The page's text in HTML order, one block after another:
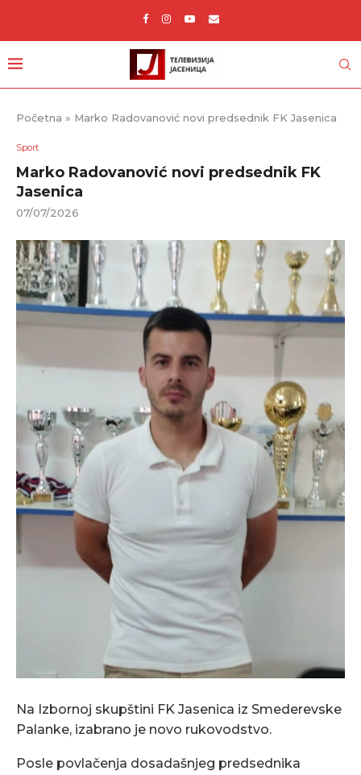
Početna » Marko Radovanović novi predsednik FK Jasenica
Sport
Marko Radovanović novi predsednik FK
Jasenica
07/07/2026
Na Izbornoj skupštini FK Jasenica iz Smederevske
Palanke, izabrano je novo rukovodstvo.
Posle povlačenja dosadašnjeg predsednika